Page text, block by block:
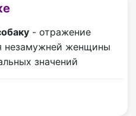
- отражение
незамужней женщины
значений